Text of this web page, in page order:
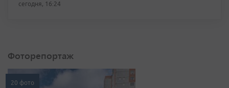
сегодня, 16:24
Фоторепортаж
20 фото